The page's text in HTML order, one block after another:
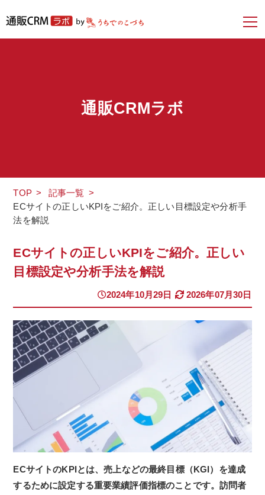
通販CRMラボ
TOP > 記事一覧 >
ECサイトの正しいKPIをご紹介。正しい目標設定や分析手
法を解説
ECサイトの正しいKPIをご紹介。正しい
目標設定や分析手法を解説
2024年10月29日 2026年07月30日
ECサイトのKPIとは、売上などの最終目標（KGI）を達成
するために設定する重要業績評価指標のことです。訪問者